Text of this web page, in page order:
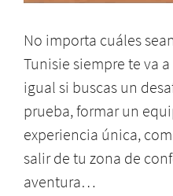
No importa cuáles
Tunisie siempre te va
igual si buscas un
prueba, formar un
experiencia única,
salir de tu zona de
aventura…